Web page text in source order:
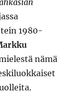
1980-
nämä